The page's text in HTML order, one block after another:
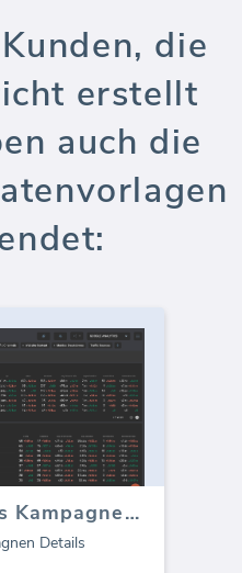
die
erstellt
auch die
Google Analytics Kampagnen Details
Details